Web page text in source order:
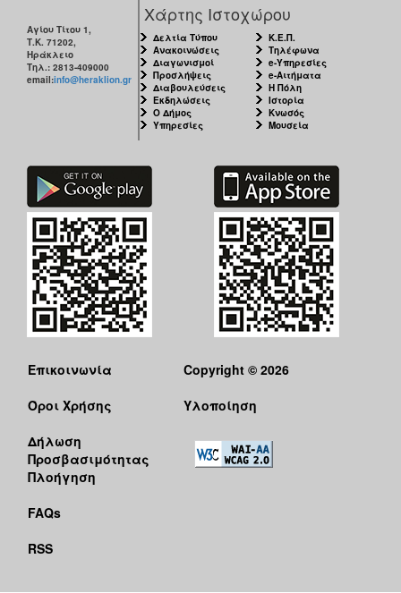
Αγίου Τίτου 1,
Τ.Κ. 71202,
Ηράκλειο
Τηλ.: 2813-409000
email:info@heraklion.gr
Χάρτης Ιστοχώρου
Δελτία Τύπου
Ανακοινώσεις
Διαγωνισμοί
Προσλήψεις
Διαβουλεύσεις
Εκδηλώσεις
Ο Δήμος
Υπηρεσίες
Κ.Ε.Π.
Τηλέφωνα
e-Υπηρεσίες
e-Αιτήματα
Η Πόλη
Ιστορία
Κνωσός
Μουσεία
Επικοινωνία
Όροι Χρήσης
Δήλωση
Προσβασιμότητας
Πλοήγηση
FAQs
RSS
Copyright © 2026
Υλοποίηση